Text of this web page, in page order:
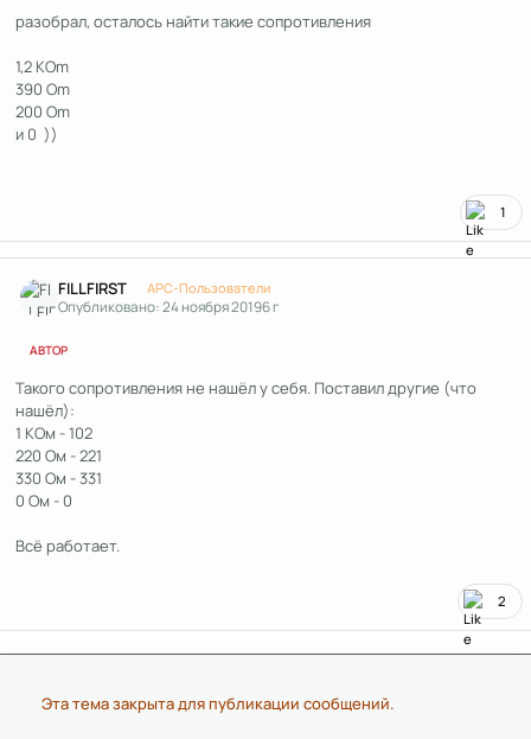
разобрал, осталось найти такие сопротивления
1,2 КOm
390 Om
200 Om
и 0 ))
1
FILLFIRST APC-Пользователи
Опубликовано:24 ноября 20196 г
АВТОР
Такого сопротивления не нашёл у себя. Поставил другие (что
нашёл):
1 КОм - 102
220 Ом - 221
330 Ом - 331
0 Ом - 0
Всё работает.
2
Эта тема закрыта для публикации сообщений.